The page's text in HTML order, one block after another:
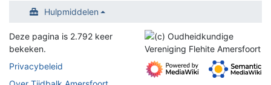
Hulpmiddelen
Deze pagina is 2.792 keer
bekeken.
Privacybeleid